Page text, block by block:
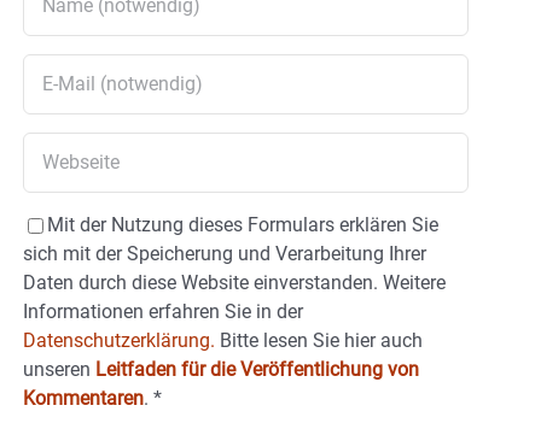
Mit der Nutzung dieses Formulars erklären Sie
sich mit der Speicherung und Verarbeitung Ihrer
Daten durch diese Website einverstanden. Weitere
Informationen erfahren Sie in der
Datenschutzerklärung. Bitte lesen Sie hier auch
unseren Leitfaden für die Veröffentlichung von
Kommentaren. *